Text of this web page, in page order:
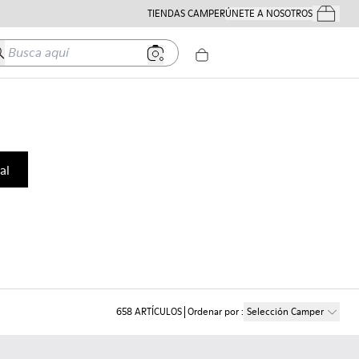
TIENDAS CAMPERÚNETE A NOSOTROSTus
aquí
658ARTÍCULOS Ordenar por: Selección Camper